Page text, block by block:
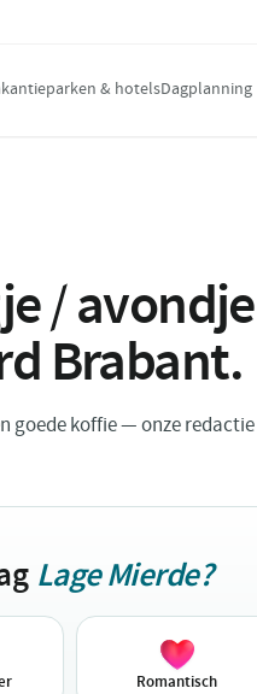
& hotelsDagplanning
/
Brabant.
goede koffie — onze
Lage Mierde?
Romantisch